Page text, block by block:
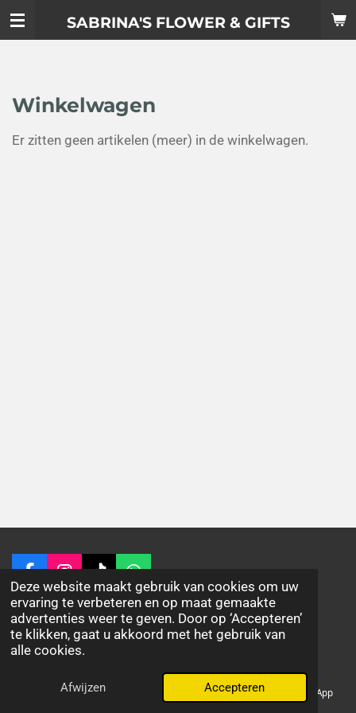
Deze website maakt gebruik van cookies om uw
ervaring te verbeteren en op maat gemaakte
advertenties weer te geven. Door op ‘Accepteren’
te klikken, gaat u akkoord met het gebruik van
alle cookies.
Afwijzen Accepteren
Ga
direct
hoofdinhoud
SABRINA'S FLOWER & GIFTS
Winkelwagen
Er zitten geen artikelen (meer) in de winkelwagen.
a
c
e
b
o
n
s
t
a
g
a
i
k
T
o
h
a
t
s
© 2026 Sabrina's Flower & Gifts
Powered byJouwWeb
E-mailadres Facebook WhatsApp